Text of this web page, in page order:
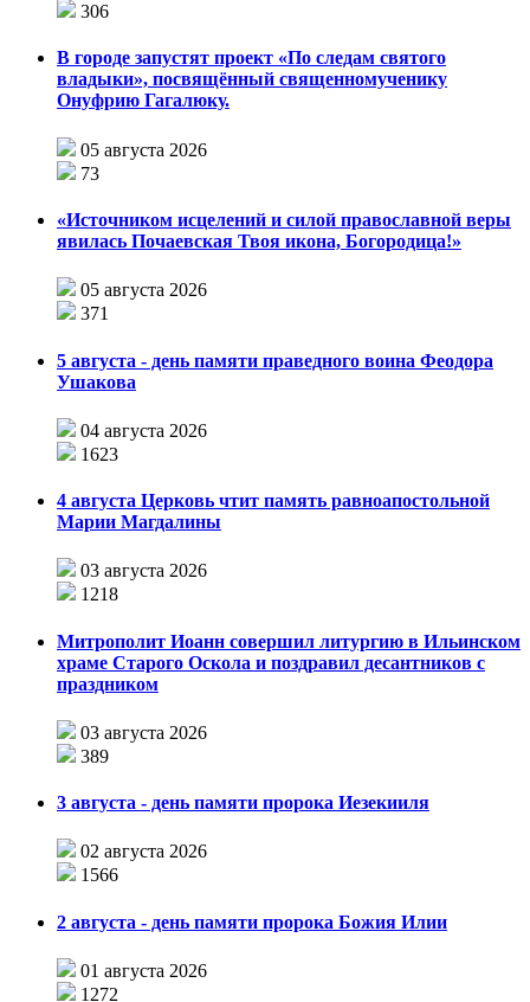
306
В городе запустят проект «По следам святого
владыки», посвящённый священномученику
Онуфрию Гагалюку.
05 августа 2026
73
«Источником исцелений и силой православной веры
явилась Почаевская Твоя икона, Богородица!»
05 августа 2026
371
5 августа - день памяти праведного воина Феодора
Ушакова
04 августа 2026
1623
4 августа Церковь чтит память равноапостольной
Марии Магдалины
03 августа 2026
1218
Митрополит Иоанн совершил литургию в Ильинском
храме Старого Оскола и поздравил десантников с
праздником
03 августа 2026
389
3 августа - день памяти пророка Иезекииля
02 августа 2026
1566
2 августа - день памяти пророка Божия Илии
01 августа 2026
1272